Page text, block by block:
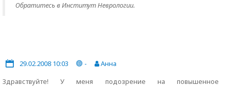
Обратитесь в Институт Неврологии.
29.02.2008 10:03 -
Анна
Здравствуйте! У меня подозрение на повышенное